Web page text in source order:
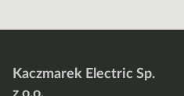
Kaczmarek Electric Sp.